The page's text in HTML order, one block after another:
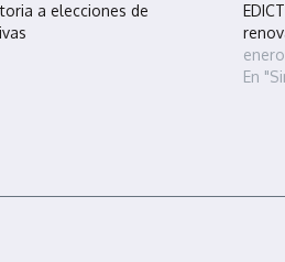
a elecciones de
En